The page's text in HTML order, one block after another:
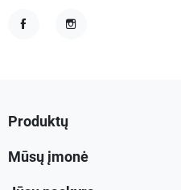
Produktų
Mūsų įmonė